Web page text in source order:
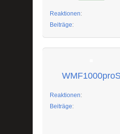
Reaktionen
Beiträge
Reaktionen
Beiträge